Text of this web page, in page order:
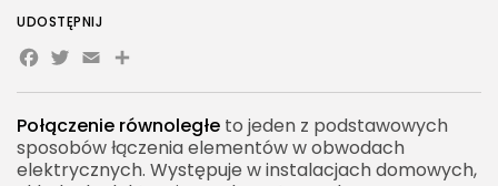
Połączenie równoległe to jeden z podstawowych
sposobów łączenia elementów w obwodach
elektrycznych. Występuje w instalacjach domowych,
Od czego zależy prąd w gałęzi?
Rozdział prądu w połączeniu równoległym
Co dzieje się z oporem zastępczym?
Przykład intuicyjny
UDOSTĘPNIJ
Facebook
Twitter
EmailShare